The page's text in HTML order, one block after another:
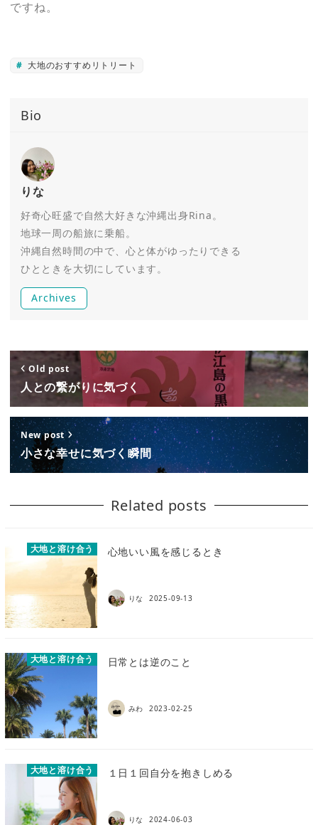
ですね。
大地のおすすめリトリート
Bio
りな
好奇心旺盛で自然大好きな沖縄出身Rina。
地球一周の船旅に乗船。
沖縄自然時間の中で、心と体がゆったりできる
ひとときを大切にしています。
Archives
Old post
人との繋がりに気づく
New post
小さな幸せに気づく瞬間
Related posts
大地と溶け合う 心地いい風を感じるとき
りな 2025-09-13
大地と溶け合う 日常とは逆のこと
みわ 2023-02-25
大地と溶け合う １日１回自分を抱きしめる
りな 2024-06-03